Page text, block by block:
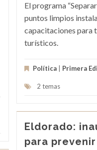
El programa
puntos limpios
capacitaciones para
turísticos.
Política Primera
2 temas
Eldorado:
para